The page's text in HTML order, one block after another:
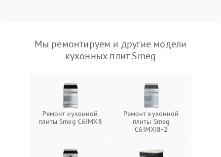
Мы ремонтируем и другие модели
кухонных плит Smeg
Ремонт кухонной
плиты Smeg C6IMX8
Ремонт кухонной
плиты Smeg
C6IMXI8-2